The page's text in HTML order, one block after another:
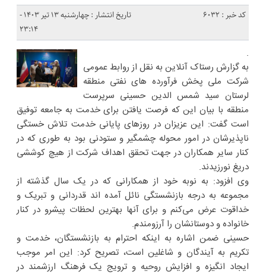
کد خبر : 6032
تاریخ انتشار : چهارشنبه ۱۳ تیر ۱۴۰۳ -
۲۳:۱۴
.
به گزارش رستاک آنلاین به نقل از روابط عمومی
شرکت ملی پخش فرآورده های نفتی منطقه
لرستان سید شمس الدین حسینی سرپرست
منطقه با بیان این که فرصت یافتن برای خدمت به جامعه توفیق
است گفت: این عزیزان در روزهای پایانی خدمت تلاش خستگی
ناپذیرشان در امور محوله چشمگیر و ستودنی بود به طوری که در
کنار سایر همکاران در جهت تحقق اهداف شرکت از هیچ کوششی
دریغ نورزیدند.
وی افزود: به نوبه خود از همکارانی که در یک سال گذشته از
مجموعه به درجه بازنشستگی نائل آمده اند قدردانی و تبریک و
خداقوت عرض می‌کنم و برای آنها بهترین لحظات پیشرو در کنار
خانواده و دوستانشان را آرزومندم.
حسینی ضمن اشاره به اینکه احترام به بازنشستگان، خدمت و
تکریم به آیندگان و شاغلین است، تصریح کرد: این امر موجب
ایجاد انگیزه و افزایش روحیه و ترویج یک فرهنگ ارزشمند در